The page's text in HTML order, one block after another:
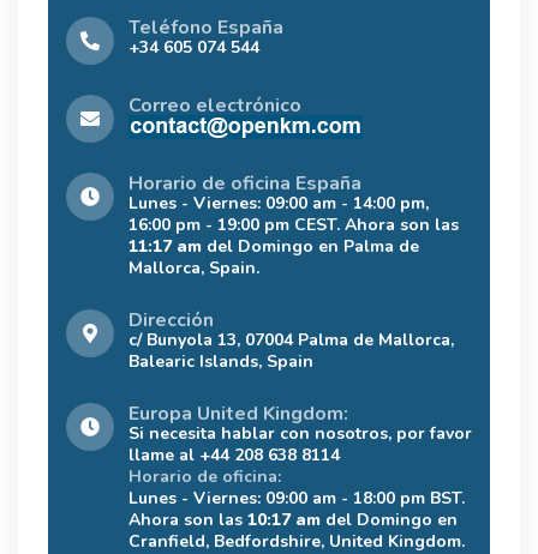
Teléfono España
+34 605 074 544
Correo electrónico
Horario de oficina España
Lunes - Viernes: 09:00 am - 14:00 pm,
16:00 pm - 19:00 pm CEST. Ahora son las
11:17 am del Domingo en Palma de
Mallorca, Spain.
Dirección
c/ Bunyola 13, 07004 Palma de Mallorca,
Balearic Islands, Spain
Europa United Kingdom:
Si necesita hablar con nosotros, por favor
llame al +44 208 638 8114
Horario de oficina:
Lunes - Viernes: 09:00 am - 18:00 pm BST.
Ahora son las 10:17 am del Domingo en
Cranfield, Bedfordshire, United Kingdom.